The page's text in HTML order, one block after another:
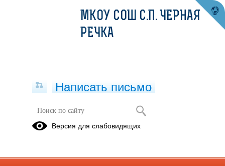
Фотоальбомы
МКОУ СОШ С.П. ЧЕРНАЯ
РЕЧКА
Написать письмо
Версия для слабовидящих